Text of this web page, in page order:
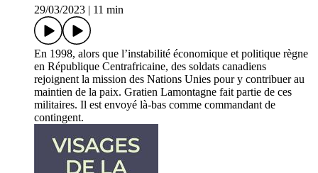
29/03/2023
11 min
En 1998, alors que l’instabilité économique et politique règne
en République Centrafricaine, des soldats canadiens
rejoignent la mission des Nations Unies pour y contribuer au
maintien de la paix. Gratien Lamontagne fait partie de ces
militaires. Il est envoyé là-bas comme commandant de
contingent.